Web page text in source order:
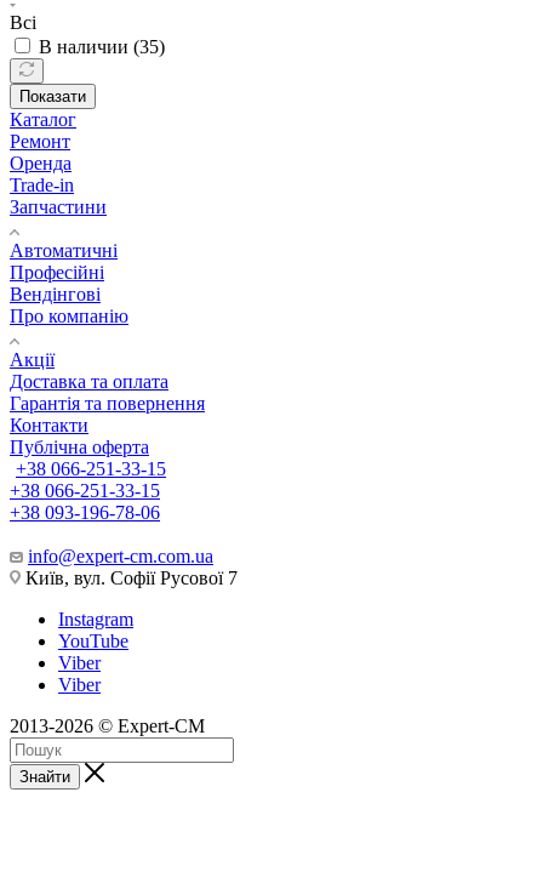
Всі
В наличии (35)
Показати
Каталог
Ремонт
Оренда
Trade-in
Запчастини
Автоматичні
Професійні
Вендінгові
Про компанію
Акції
Доставка та оплата
Гарантія та повернення
Контакти
Публічна оферта
+38 066-251-33-15
+38 066-251-33-15
+38 093-196-78-06
info@expert-cm.com.ua
Київ, вул. Софії Русової 7
Instagram
YouTube
Viber
Viber
2013-2026 © Expert-CM
Знайти